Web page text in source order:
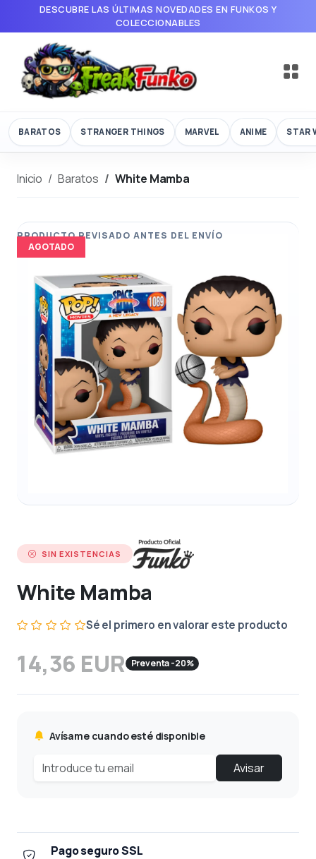
DESCUBRE LAS ÚLTIMAS NOVEDADES EN FUNKOS Y
COLECCIONABLES
BARATOS STRANGER THINGS MARVEL ANIME STAR
Inicio Baratos White Mamba
AGOTADO
SIN EXISTENCIAS
White Mamba
Sé el primero en valorar este producto
14,36 EUR Preventa -20%
Avísame cuando esté disponible
Avisar
Pago seguro SSL